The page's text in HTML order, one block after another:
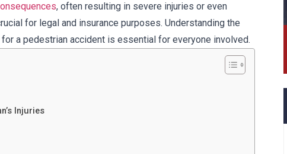
, often resulting in severe injuries or even
for legal and insurance purposes. Understanding the
a pedestrian accident is essential for everyone involved.
Injuries